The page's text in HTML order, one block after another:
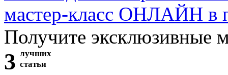
мастер-класс ОНЛАЙН в
Получите эксклюзивные
3 лучших
статьи